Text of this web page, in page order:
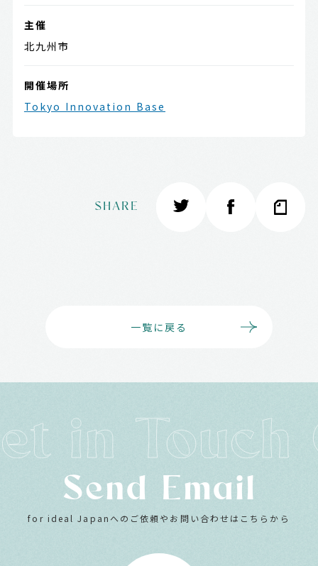
主催
北九州市
開催場所
Tokyo Innovation Base
SHARE
一覧に戻る
Send Email
for ideal Japanへのご依頼やお問い合わせはこちらから